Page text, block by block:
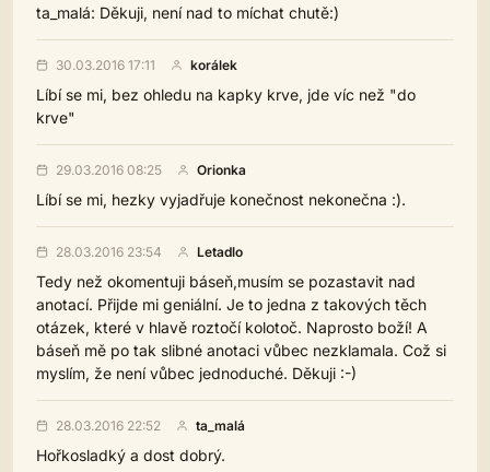
ta_malá: Děkuji, není nad to míchat chutě:)
30.03.2016 17:11 korálek
Líbí se mi, bez ohledu na kapky krve, jde víc než "do
krve"
29.03.2016 08:25 Orionka
Líbí se mi, hezky vyjadřuje konečnost nekonečna :).
28.03.2016 23:54 Letadlo
Tedy než okomentuji báseň,musím se pozastavit nad
anotací. Přijde mi geniální. Je to jedna z takových těch
otázek, které v hlavě roztočí kolotoč. Naprosto boží! A
báseň mě po tak slibné anotaci vůbec nezklamala. Což si
myslím, že není vůbec jednoduché. Děkuji :-)
28.03.2016 22:52 ta_malá
Hořkosladký a dost dobrý.